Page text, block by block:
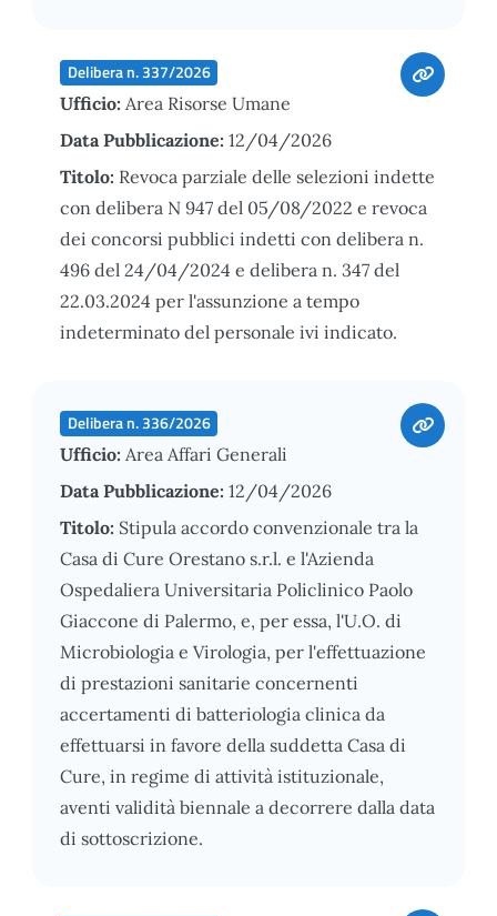
Delibera n. 337/2026
Ufficio: Area Risorse Umane
Data Pubblicazione: 12/04/2026
Titolo: Revoca parziale delle selezioni indette
con delibera N 947 del 05/08/2022 e revoca
dei concorsi pubblici indetti con delibera n.
496 del 24/04/2024 e delibera n. 347 del
22.03.2024 per l'assunzione a tempo
indeterminato del personale ivi indicato.
Delibera n. 336/2026
Ufficio: Area Affari Generali
Data Pubblicazione: 12/04/2026
Titolo: Stipula accordo convenzionale tra la
Casa di Cure Orestano s.r.l. e l'Azienda
Ospedaliera Universitaria Policlinico Paolo
Giaccone di Palermo, e, per essa, l'U.O. di
Microbiologia e Virologia, per l'effettuazione
di prestazioni sanitarie concernenti
accertamenti di batteriologia clinica da
effettuarsi in favore della suddetta Casa di
Cure, in regime di attività istituzionale,
aventi validità biennale a decorrere dalla data
di sottoscrizione.